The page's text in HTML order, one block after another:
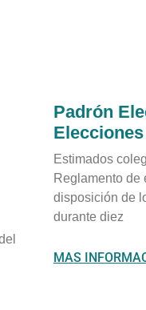
Padrón
Elecciones
Estimados
Reglamento de
disposición de
durante diez
MAS